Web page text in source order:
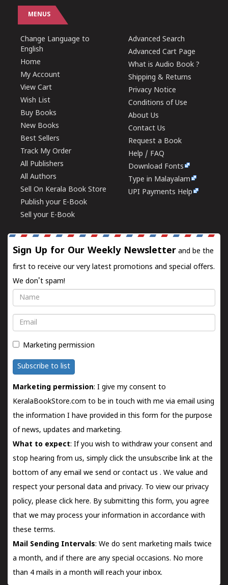
MENUS
Change Language to
English
Home
My Account
View Cart
Wish List
Buy Books
New Books
Best Sellers
Track My Order
All Publishers
All Authors
Sell On Kerala Book Store
Publish your E-Book
Sell your E-Book
Advanced Search
Advanced Cart Page
What is Audio Book ?
Shipping & Returns
Privacy Notice
Conditions of Use
About Us
Contact Us
Request a Book
Help / FAQ
Download Fonts
Type in Malayalam
UPI Payments Help
Sign Up for Our Weekly Newsletter and be the
first to receive our very latest promotions and special offers.
We don't spam!
Name
Email
Marketing permission
Subscribe to list
Marketing permission: I give my consent to
KeralaBookStore.com to be in touch with me via email using
the information I have provided in this form for the purpose
of news, updates and marketing.
What to expect: If you wish to withdraw your consent and
stop hearing from us, simply click the unsubscribe link at the
bottom of any email we send orcontact us . We value and
respect your personal data and privacy. To view our privacy
policy, please click here. By submitting this form, you agree
that we may process your information in accordance with
these terms.
Mail Sending Intervals: We do sent marketing mails twice
a month, and if there are any special occasions. No more
than 4 mails in a month will reach your inbox.